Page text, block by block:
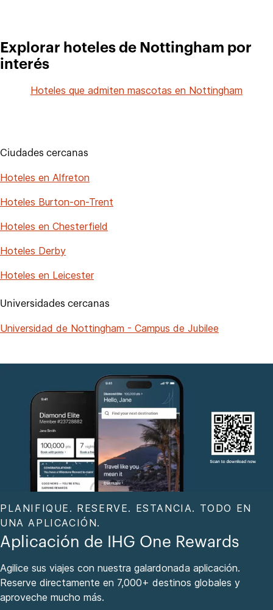
Explorar hoteles de Nottingham por
interés
Hoteles que admiten mascotas en Nottingham
Ciudades cercanas
Hoteles en Alfreton
Hoteles Burton-on-Trent
Hoteles en Chesterfield
Hoteles Derby
Hoteles en Leicester
Universidades cercanas
Universidad de Nottingham - Campus de Jubilee
PLANIFIQUE. RESERVE. ESTANCIA. TODO EN
UNA APLICACIÓN.
Aplicación de IHG One Rewards
Agilice sus viajes con nuestra galardonada aplicación.
Reserve directamente en 7,000+ destinos globales y
aproveche mucho más.